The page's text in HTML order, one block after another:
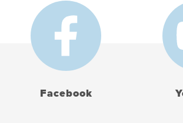
Facebook